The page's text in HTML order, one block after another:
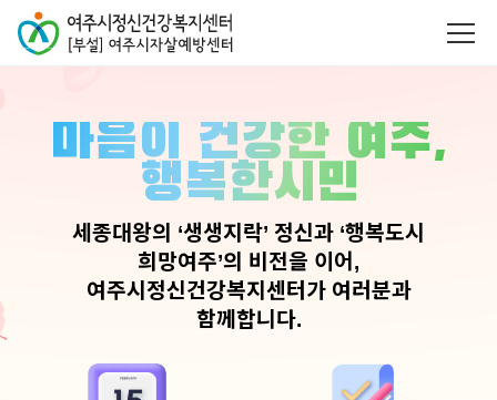
마음이 건강한 여주,
행복한시민
세종대왕의 ‘생생지락’ 정신과 ‘행복도시
희망여주’의 비전을 이어,
여주시정신건강복지센터가 여러분과
함께합니다.